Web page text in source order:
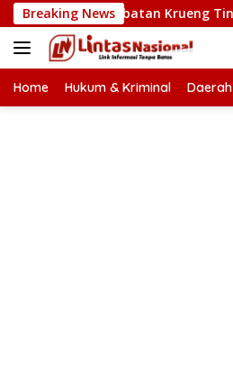
Langsung
ke
konten
Breaking News
Jembatan Krueng Tingkeum
Home Hukum & Kriminal Daerah